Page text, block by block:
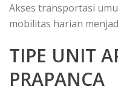
Akses transportasi
mobilitas harian
TIPE UNIT
PRAPANCA